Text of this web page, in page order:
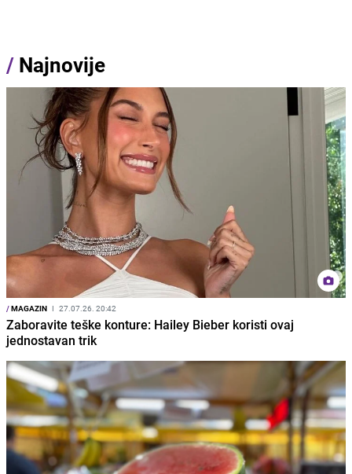
/ Najnovije
/MAGAZIN I 27.07.26. 20:42
Zaboravite teške konture: Hailey Bieber koristi ovaj
jednostavan trik